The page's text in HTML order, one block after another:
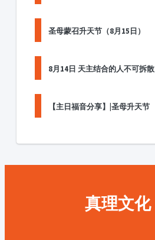
圣母蒙召升天节（8月15日）
8月14日 天主结合的人不可拆散
【主日福音分享】|圣母升天节
真理文化